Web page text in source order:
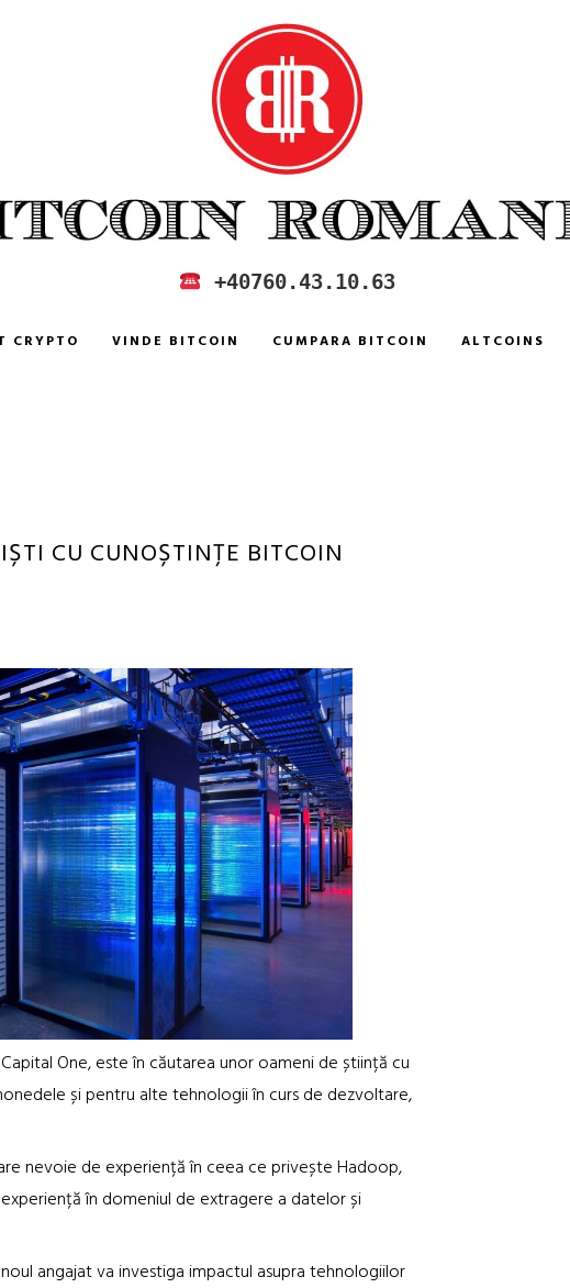
IN ROMANIA +40760.43.10.63
CRYPTO VINDE BITCOIN CUMPARA BITCOIN ALTCOINS
CU CUNOȘTINȚE BITCOIN
Capital One, este în căutarea unor oameni de știință cu
și pentru alte tehnologii în curs de dezvoltare,
nevoie de experiență în ceea ce privește Hadoop,
în domeniul de extragere a datelor și
angajat va investiga impactul asupra tehnologiilor